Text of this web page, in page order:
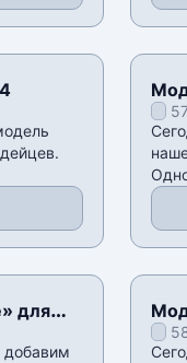
для
добавим